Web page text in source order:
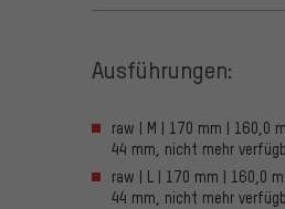
Ausführungen:
raw | M | 170 mm | 160,0
44 mm, nicht mehr
raw | L | 170 mm | 160,0
44 mm, nicht mehr